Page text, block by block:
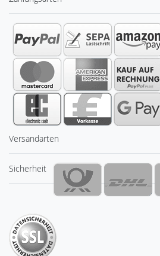
Versandarten
Sicherheit